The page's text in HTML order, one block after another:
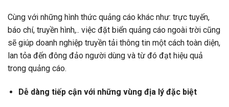
Cùng với những hình thức quảng cáo khác như: trực tuyến,
báo chí, truyền hình,.. việc đặt biển quảng cáo ngoài trời cũng
sẽ giúp doanh nghiệp truyền tải thông tin một cách toàn diện,
lan tỏa đến đông đảo người dùng và từ đó đạt hiệu quả
trong quảng cáo.
Dễ dàng tiếp cận với những vùng địa lý đặc biệt